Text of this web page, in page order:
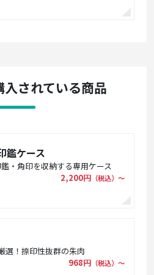
入されている商品
鑑ケース
・角印を収納する専用ケース
2,200円 （税込）〜
選！捺印性抜群の朱肉
968円 （税込）〜